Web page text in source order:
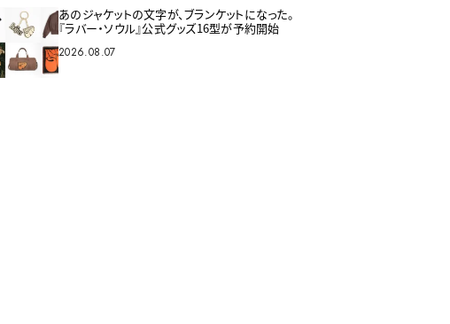
あのジャケットの文字が、ブランケットになった。
『ラバー・ソウル』公式グッズ16型が予約開始
2026.08.07